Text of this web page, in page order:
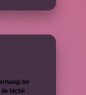
bir
ile hiçbir